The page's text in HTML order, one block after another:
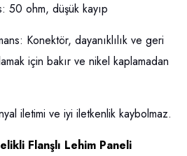
50 ohm, düşük kayıp
Konektör, dayanıklılık ve geri
için bakır ve nikel kaplamadan
iletimi ve iyi iletkenlik kaybolmaz.
Flanşlı Lehim Paneli